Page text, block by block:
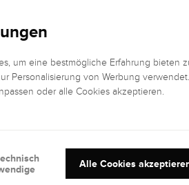
um eine bestmögliche Erfahrung bieten
Personalisierung von Werbung verwendet.
oder alle Cookies akzeptieren.
Alle Cookies